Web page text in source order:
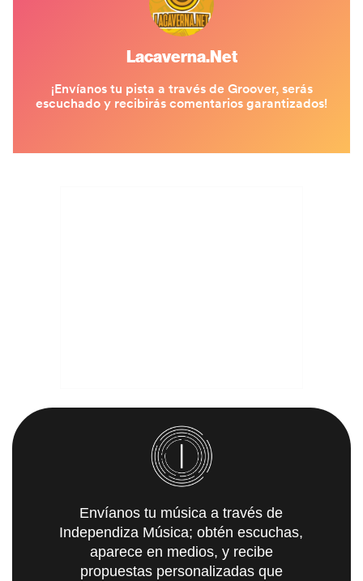
Envíanos tu música a través de
Independiza Música; obtén escuchas,
aparece en medios, y recibe
propuestas personalizadas que